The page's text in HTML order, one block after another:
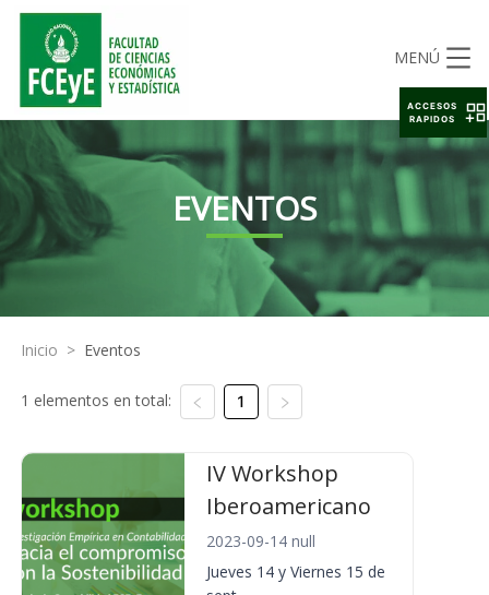
MENÚ
EVENTOS
Inicio > Eventos
1 elementos en total: 1
IV Workshop
Iberoamericano
2023-09-14 null
Jueves 14 y Viernes 15 de
ACCESOS
RAPIDOS